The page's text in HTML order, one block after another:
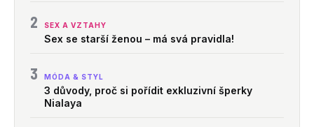
2 SEX A VZTAHY
Sex se starší ženou – má svá pravidla!
3 MÓDA & STYL
3 důvody, proč si pořídit exkluzivní šperky
Nialaya